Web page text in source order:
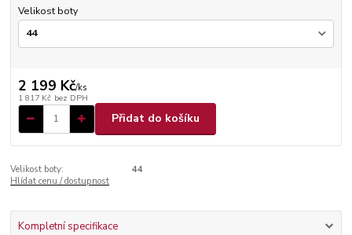
Velikost boty
2 199 Kč/ks
1 817 Kč bez DPH
Přidat do košíku
Velikost boty:
44
Hlídat cenu / dostupnost
Kompletní specifikace